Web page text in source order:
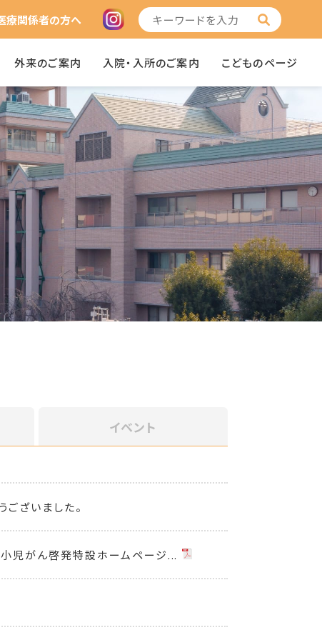
療関係者の方へ
外来のご案内 入院・入所のご案内 こどものページ
イベント
ざいました。
小児がん啓発特設ホームページ...